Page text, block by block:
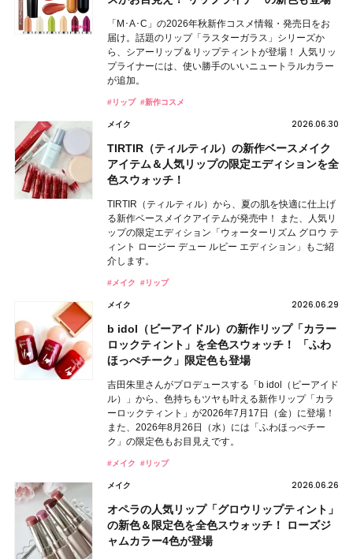
「M･A･C」の2026年秋新作コスメ情報・発売日をお
届け。話題のリップ「ラスターガラス」シリーズか
ら、シアーリップ＆リップティントが登場！ 人気リッ
プライナーには、使い勝手のいいニュートラルカラー
が追加。
#リップ #新作コスメ
メイク 2026.06.30
TIRTIR（ティルティル）の新作ベースメイク
アイテム＆人気リップの限定エディションを全
色スウォッチ！
TIRTIR（ティルティル）から、夏の肌を快適に仕上げ
る新作ベースメイクアイテムが発売中！ また、人気リ
ップの限定エディション「ウォーターリズム グロウ テ
ィント ロージー デュー ルビー エディション」もご紹
介します。
#メイク #リップ
メイク 2026.06.29
b idol（ビーアイドル）の新作リップ「カラー
ロックティント」を全色スウォッチ！ 「ふわ
ほっぺチーク」限定色も登場
吉田朱里さんがプロデュースする「b idol（ビーアイド
ル）」から、色持ちもツヤも叶える新作リップ「カラ
ーロックティント」が2026年7月17日（金）に登場！
また、2026年8月26日（水）には「ふわほっぺチー
ク」の限定色もお目見えです。
#メイク #リップ
メイク 2026.06.26
オペラの人気リップ「グロウリップティント」
の新色＆限定色を全色スウォッチ！ ローズジ
ャムカラー4色が登場